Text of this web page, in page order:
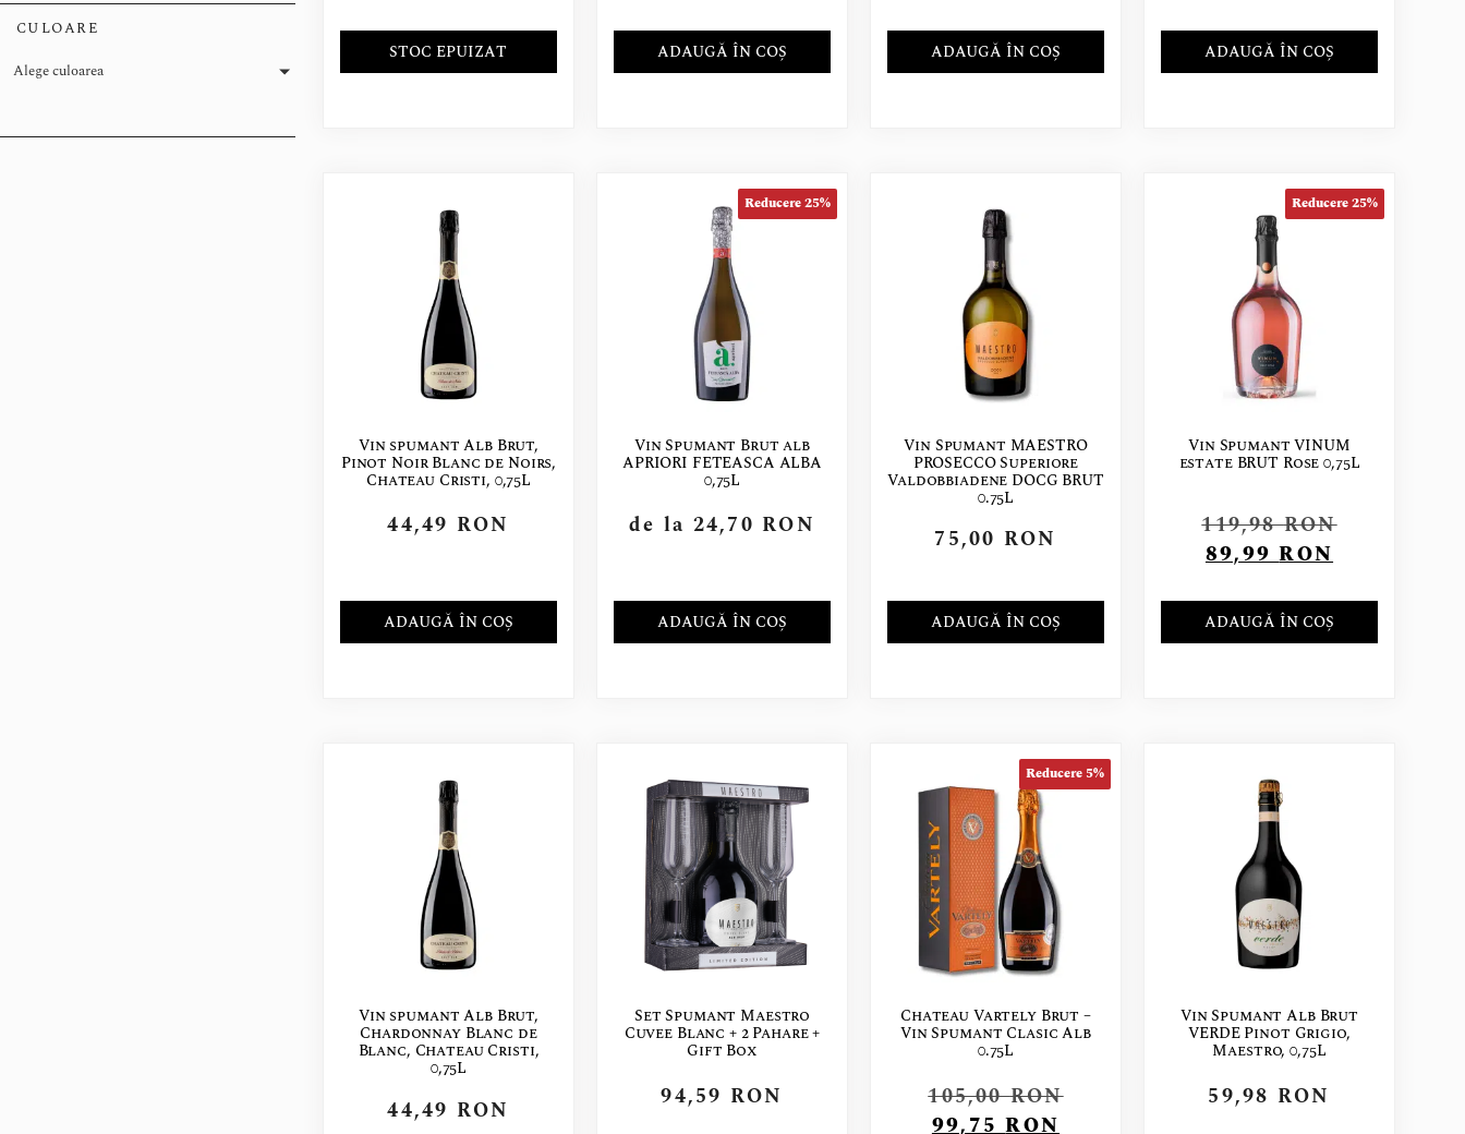
CULOARE
Alege culoarea
STOC EPUIZAT ADAUGĂ ÎN COȘ ADAUGĂ ÎN COȘ ADAUGĂ ÎN COȘ
Vin spumant Alb Brut,
Pinot Noir Blanc de Noirs,
Chateau Cristi, 0,75L
44,49 RON
ADAUGĂ ÎN COȘ
Reducere 25%
Vin Spumant Brut alb
APRIORI FETEASCA ALBA
0,75L
de la 24,70 RON
ADAUGĂ ÎN COȘ
Vin Spumant MAESTRO
PROSECCO Superiore
Valdobbiadene DOCG BRUT
0.75L
75,00 RON
ADAUGĂ ÎN COȘ
Reducere 25%
Vin Spumant VINUM
estate BRUT Rose 0,75L
119,98RON
89,99RON
ADAUGĂ ÎN COȘ
Vin spumant Alb Brut,
Chardonnay Blanc de
Blanc, Chateau Cristi,
0,75L
44,49 RON
Set Spumant Maestro
Cuvee Blanc + 2 Pahare +
Gift Box
94,59 RON
Reducere 5%
Chateau Vartely Brut –
Vin Spumant Clasic Alb
0.75L
105,00RON
99,75RON
Vin Spumant Alb Brut
VERDE Pinot Grigio,
Maestro, 0,75L
59,98 RON